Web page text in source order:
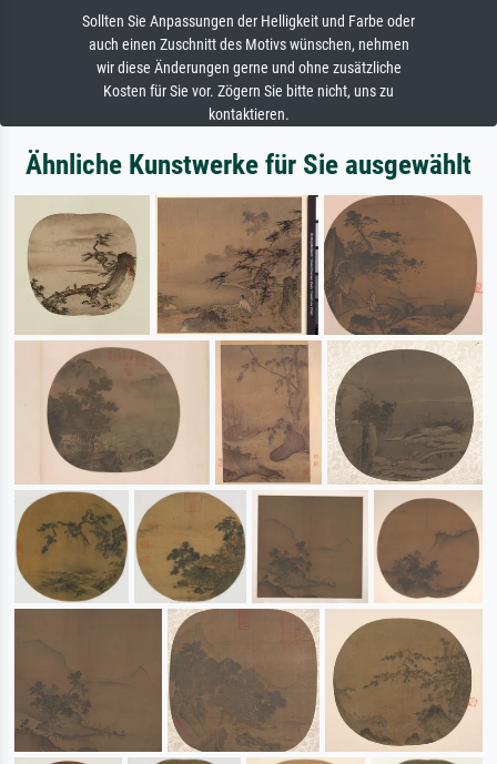
Sollten Sie Anpassungen der Helligkeit und Farbe oder
auch einen Zuschnitt des Motivs wünschen, nehmen
wir diese Änderungen gerne und ohne zusätzliche
Kosten für Sie vor. Zögern Sie bitte nicht, uns zu
kontaktieren.
Ähnliche Kunstwerke für Sie ausgewählt